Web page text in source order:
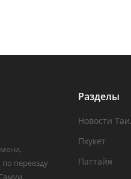
переезду
Разделы
Новости
Пхукет
Паттайя